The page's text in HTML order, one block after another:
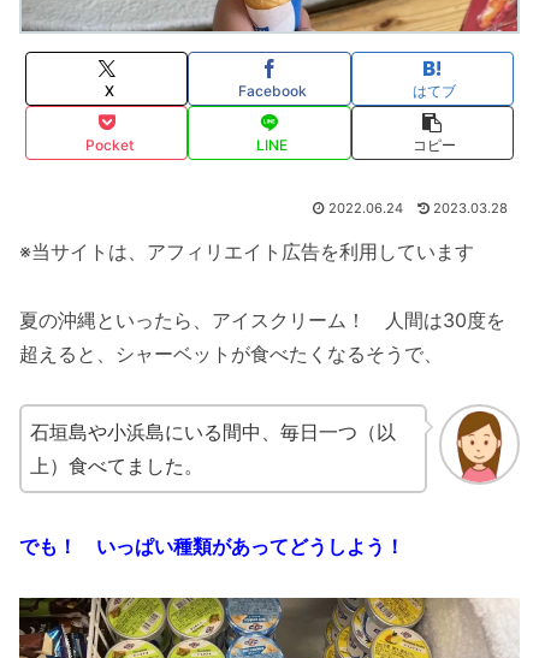
X Facebook はてブ
Pocket LINE コピー
2022.06.24 2023.03.28
※当サイトは、アフィリエイト広告を利用しています
夏の沖縄といったら、アイスクリーム！ 人間は30度を
超えると、シャーベットが食べたくなるそうで、
石垣島や小浜島にいる間中、毎日一つ（以
上）食べてました。
でも！ いっぱい種類があってどうしよう！